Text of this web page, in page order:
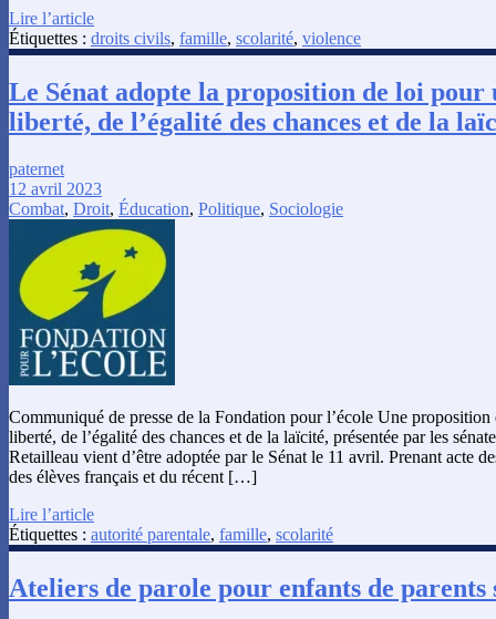
Lire l’article
Étiquettes : droits civils, famille, scolarité, violence
Le Sénat adopte la proposition de loi pour
liberté, de l’égalité des chances et de la
paternet
12 avril 2023
Combat, Droit, Éducation, Politique, Sociologie
Communiqué de presse de la Fondation pour l’école Une
liberté, de l’égalité des chances et de la laïcité, présentée par les
Retailleau vient d’être adoptée par le Sénat le 11 avril. Prenant acte
des élèves français et du récent […]
Lire l’article
Étiquettes : autorité parentale, famille, scolarité
Ateliers de parole pour enfants de parents